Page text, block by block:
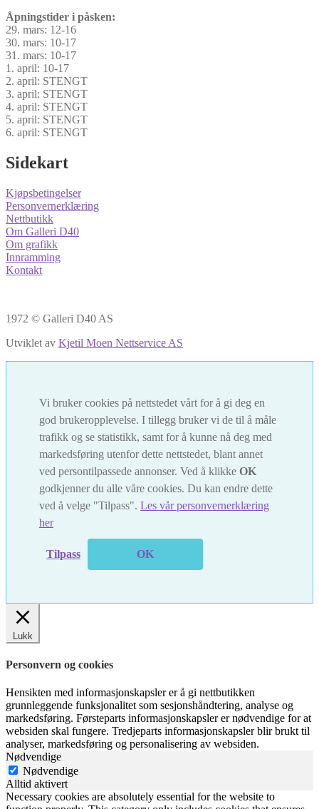
Åpningstider i påsken:
29. mars: 12-16
30. mars: 10-17
31. mars: 10-17
1. april: 10-17
2. april: STENGT
3. april: STENGT
4. april: STENGT
5. april: STENGT
6. april: STENGT
Sidekart
Kjøpsbetingelser
Personvernerklæring
Nettbutikk
Om Galleri D40
Om grafikk
Innramming
Kontakt
1972 © Galleri D40 AS
Utviklet av Kjetil Moen Nettservice AS
Vi bruker cookies på nettstedet vårt for å gi deg en
god brukeropplevelse. I tillegg bruker vi de til å måle
trafikk og se statistikk, samt for å kunne nå deg med
markedsføring utenfor dette nettstedet, blant annet
ved persontilpassede annonser. Ved å klikke OK
godkjenner du alle våre cookies. Du kan endre dette
ved å velge "Tilpass". Les vår personvernerklæring
her
Tilpass OK
Lukk
Personvern og cookies
Hensikten med informasjonskapsler er å gi nettbutikken
grunnleggende funksjonalitet som sesjonshåndtering, analyse og
markedsføring. Førsteparts informasjonskapsler er nødvendige for at
websiden skal fungere. Tredjeparts informasjonskapsler blir brukt til
analyser, markedsføring og personalisering av websiden.
Nødvendige
Nødvendige
Alltid aktivert
Necessary cookies are absolutely essential for the website to